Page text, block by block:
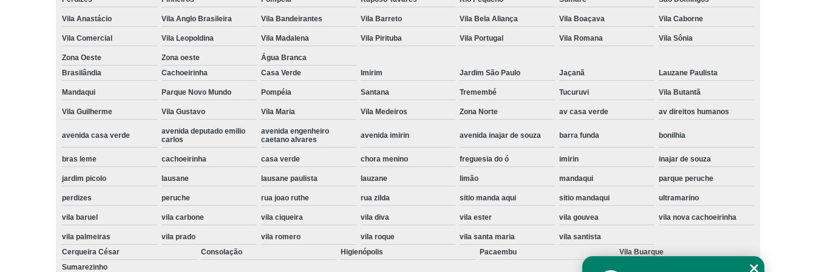
Instalação de Maquina de Lavar Roupa
Instalação de Maquina de Lavar Samsung
Instalação Eletrica Maquina de Lavar Roupa
Instalação Maquina de Lavar Roupa
Instalação para Maquina de Lavar Roupa
Instalar Maquina de Lavar Samsung
Instalar Maquina Lavar Roupa
Maquina de Lavar Roupa Instalação
Samsung Instalação Maquina de Lavar
Instalação de Lava e Seca
Instalação de Lava e Seca Samsung
Instalação de Maquina Lava e Seca
Instalação Lava e Seca
Instalação Lava e Seca Samsung
Instalação Lava Seca
Instalação Maquina Lava e Seca
Instalação Maquina Lava e Seca Samsung
Instalação Samsung Lava e Seca
Lava e Seca Instalação
Lava e Seca Samsung Instalação
Samsung Instalação Lava e Seca
Manutenção de Fogão
Manutenção de Fogão a Gas
Manutenção de Fogão Electrolux
Manutenção em Fogão
Vila Anastácio Vila Anglo Brasileira Vila Bandeirantes Vila Barreto Vila Bela Aliança Vila Boaçava Vila Caborne
Vila Comercial Vila Leopoldina Vila Madalena Vila Pirituba Vila Portugal Vila Romana Vila Sônia
Zona Oeste Zona oeste
Água Branca
Brasilândia
Cachoeirinha Casa Verde Imirim Jardim São Paulo Jaçanã Lauzane Paulista
Mandaqui Parque Novo Mundo Pompéia Santana Tremembé Tucuruvi Vila Butantã
Vila Guilherme Vila Gustavo Vila Maria Vila Medeiros Zona Norte av casa verde av direitos humanos
avenida casa verde
avenida deputado emilio
carlos
avenida engenheiro
caetano alvares
avenida imirin avenida inajar de souza barra funda bonilhia
bras leme cachoeirinha casa verde chora menino freguesia do ó imirin inajar de souza
jardim picolo lausane lausane paulista lauzane limão mandaqui parque peruche
perdizes peruche rua joao ruthe rua zilda sitio manda aqui sitio mandaqui ultramarino
vila baruel vila carbone vila ciqueira vila diva vila ester vila gouvea vila nova cachoeirinha
vila palmeiras vila prado vila romero vila roque vila santa maria
vila santista
Cerqueira César
Consolação Higienópolis Pacaembu
Vila Buarque
Sumarezinho